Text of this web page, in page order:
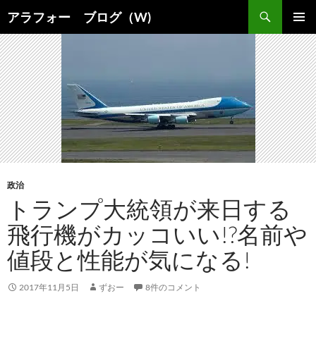
ン
テ
ン
ツ
へ
ス
キ
ッ
プ
アラフォー ブログ（W)
索
メインメ
ニュー
政治
トランプ大統領が来日する
飛行機がカッコいい!?名前や
値段と性能が気になる!
2017年11月5日 ずおー 8件のコメント